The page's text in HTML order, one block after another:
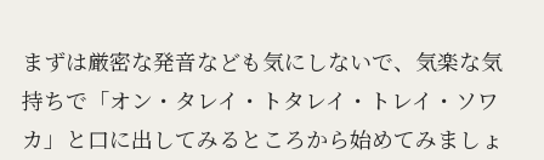
まずは厳密な発音なども気にしないで、気楽な気
持ちで「オン・タレイ・トタレイ・トレイ・ソワ
カ」と口に出してみるところから始めてみましょ